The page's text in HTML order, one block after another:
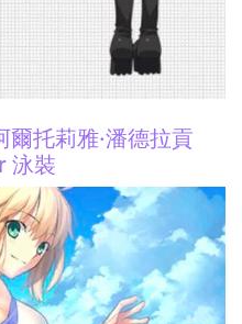
托莉雅·潘德拉貢
泳裝